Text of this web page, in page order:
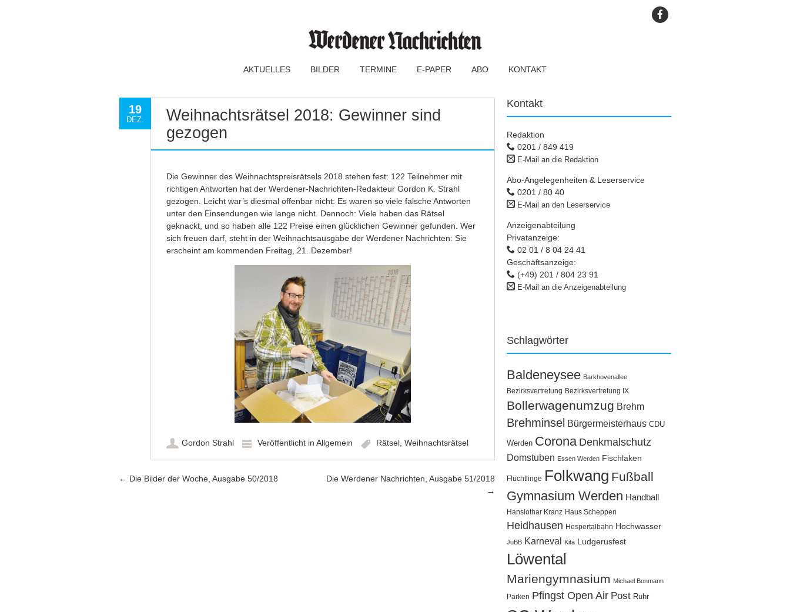
AKTUELLES BILDER TERMINE E-PAPER ABO KONTAKT
19
DEZ.
Weihnachtsrätsel 2018: Gewinner sind
gezogen
Die Gewinner des Weihnachtspreisrätsels 2018 stehen fest: 122 Teilnehmer mit
richtigen Antworten hat der Werdener-Nachrichten-Redakteur Gordon K. Strahl
gezogen. Leicht war’s diesmal offenbar nicht: Es waren so viele falsche Antworten
unter den Einsendungen wie lange nicht. Dennoch: Viele haben das Rätsel
geknackt, und so haben alle 122 Preise einen glücklichen Gewinner gefunden. Wer
sich freuen darf, steht in der Weihnachtsausgabe der Werdener Nachrichten: Sie
erscheint am kommenden Freitag, 21. Dezember!
Gordon Strahl Veröffentlicht in Allgemein Rätsel, Weihnachtsrätsel
Artikel-Navigation
← Die Bilder der Woche, Ausgabe 50/2018
Die Werdener Nachrichten, Ausgabe 51/2018
→
Kontakt
Redaktion
0201 / 849 419
E-Mail an die Redaktion
Abo-Angelegenheiten & Leserservice
0201 / 80 40
E-Mail an den Leserservice
Anzeigenabteilung
Privatanzeige:
02 01 / 8 04 24 41
Geschäftsanzeige:
(+49) 201 / 804 23 91
E-Mail an die Anzeigenabteilung
Schlagwörter
Baldeneysee Barkhovenallee
Bezirksvertretung Bezirksvertretung IX
Bollerwagenumzug Brehm
Brehminsel Bürgermeisterhaus CDU
Werden Corona Denkmalschutz
Domstuben Essen Werden Fischlaken
Flüchtlinge Folkwang Fußball
Gymnasium Werden Handball
Hanslothar Kranz Haus Scheppen
Heidhausen Hespertalbahn Hochwasser
JuBB Karneval Kita Ludgerusfest
Löwental
Mariengymnasium Michael Bonmann
Parken Pfingst Open Air Post Ruhr